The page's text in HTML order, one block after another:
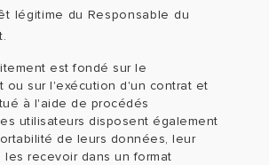
légitime du Responsable du
est fondé sur le
ou sur l'exécution d'un contrat et
à l'aide de procédés
utilisateurs disposent également
de leurs données, leur
les recevoir dans un format